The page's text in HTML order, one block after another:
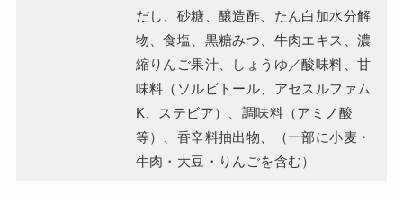
だし、砂糖、醸造酢、たん白加水分解
物、食塩、黒糖みつ、牛肉エキス、濃
縮りんご果汁、しょうゆ／酸味料、甘
味料（ソルビトール、アセスルファム
K、ステビア）、調味料（アミノ酸
等）、香辛料抽出物、（一部に小麦・
牛肉・大豆・りんごを含む）